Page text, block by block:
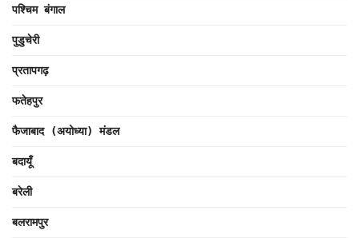
पश्चिम बंगाल
पुडुचेरी
प्रतापगढ़
फतेहपुर
फैजाबाद (अयोध्या) मंडल
बदायूँ
बरेली
बलरामपुर